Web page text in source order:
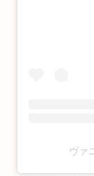
ヴァ